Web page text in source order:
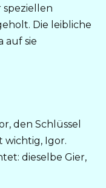
speziellen
Die leibliche
auf sie
den Schlüssel
wichtig, Igor.
dieselbe Gier,